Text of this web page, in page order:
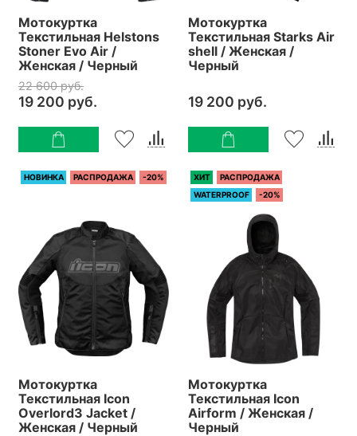
Мотокуртка
Текстильная Helstons
Stoner Evo Air /
Женская / Черный
22 600 руб.
19 200 руб.
Мотокуртка
Текстильная Starks Air
shell / Женская /
Черный
19 200 руб.
НОВИНКА РАСПРОДАЖА -20%
Мотокуртка
Текстильная Icon
Overlord3 Jacket /
Женская / Черный
ХИТ
РАСПРОДАЖА
WATERPROOF
-20%
Мотокуртка
Текстильная Icon
Airform / Женская /
Черный